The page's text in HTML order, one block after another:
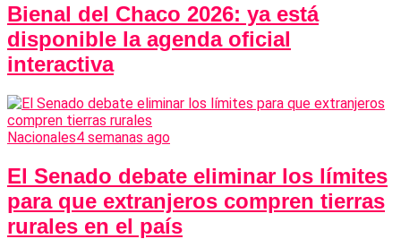
Bienal del Chaco 2026: ya está
disponible la agenda oficial
interactiva
Nacionales4 semanas ago
El Senado debate eliminar los límites
para que extranjeros compren tierras
rurales en el país